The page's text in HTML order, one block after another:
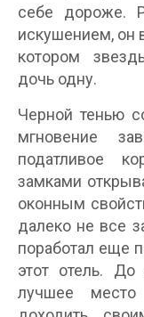
себе дороже.
искушением, он
котором
дочь одну.
Черной тенью
мгновение
податливое
замками
оконным
далеко не все
поработал еще
этот отель.
лучшее